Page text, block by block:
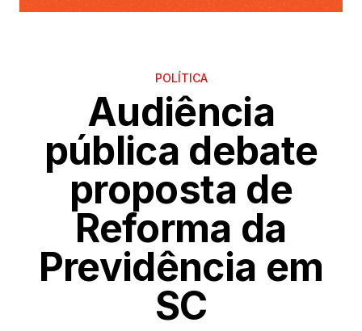
POLÍTICA
Audiência
pública debate
proposta de
Reforma da
Previdência em
SC